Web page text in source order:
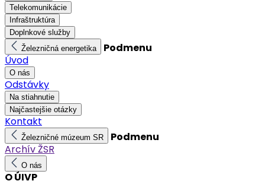
Telekomunikácie
Infraštruktúra
Doplnkové služby
Železničná energetika
Podmenu
Úvod
O nás
Odstávky
Na stiahnutie
Najčastejšie otázky
Kontakt
Železničné múzeum SR
Podmenu
Archív ŽSR
O nás
O ÚIVP